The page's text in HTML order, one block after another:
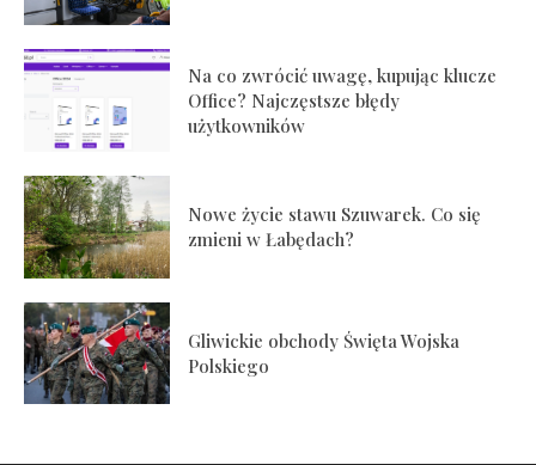
Na co zwrócić uwagę, kupując klucze
Office? Najczęstsze błędy
użytkowników
Nowe życie stawu Szuwarek. Co się
zmieni w Łabędach?
Gliwickie obchody Święta Wojska
Polskiego